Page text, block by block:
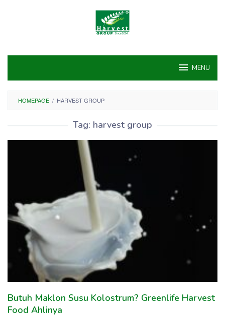
MENU
HOMEPAGE / HARVEST GROUP
Tag: harvest group
Butuh Maklon Susu Kolostrum? Greenlife Harvest
Food Ahlinya